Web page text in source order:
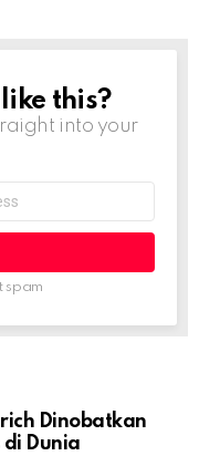
this?
into your
spam
Dinobatkan
Dunia